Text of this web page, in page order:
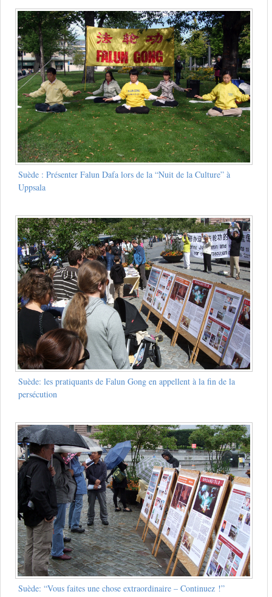
Suède : Présenter Falun Dafa lors de la “Nuit de la Culture” à
Uppsala
Suède: les pratiquants de Falun Gong en appellent à la fin de la
persécution
Suède: “Vous faites une chose extraordinaire – Continuez !”